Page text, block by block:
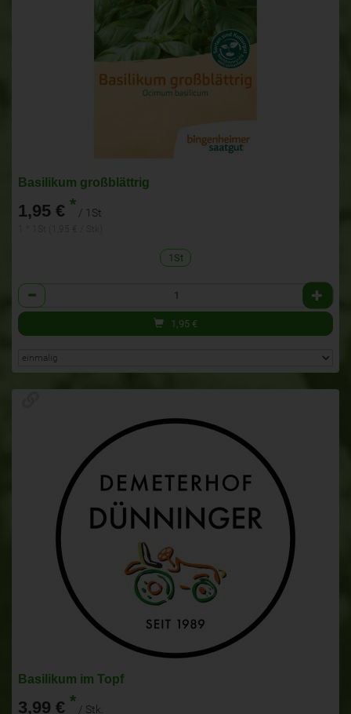
Basilikum großblättrig
1,95 € * / 1St
1St
Anzahl
1,95 €
Basilikum im Topf
3,99 € * / Stk.